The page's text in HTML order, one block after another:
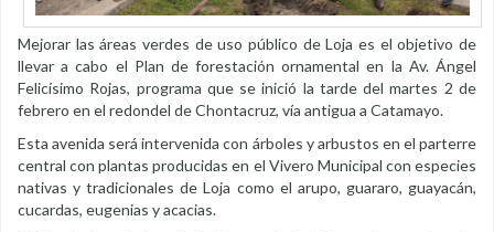
Mejorar las áreas verdes de uso público de Loja es el objetivo de
llevar a cabo el Plan de forestación ornamental en la Av. Ángel
Felicísimo Rojas, programa que se inició la tarde del martes 2 de
febrero en el redondel de Chontacruz, vía antigua a Catamayo.
Esta avenida será intervenida con árboles y arbustos en el parterre
central con plantas producidas en el Vivero Municipal con especies
nativas y tradicionales de Loja como el arupo, guararo, guayacán,
cucardas, eugenias y acacias.